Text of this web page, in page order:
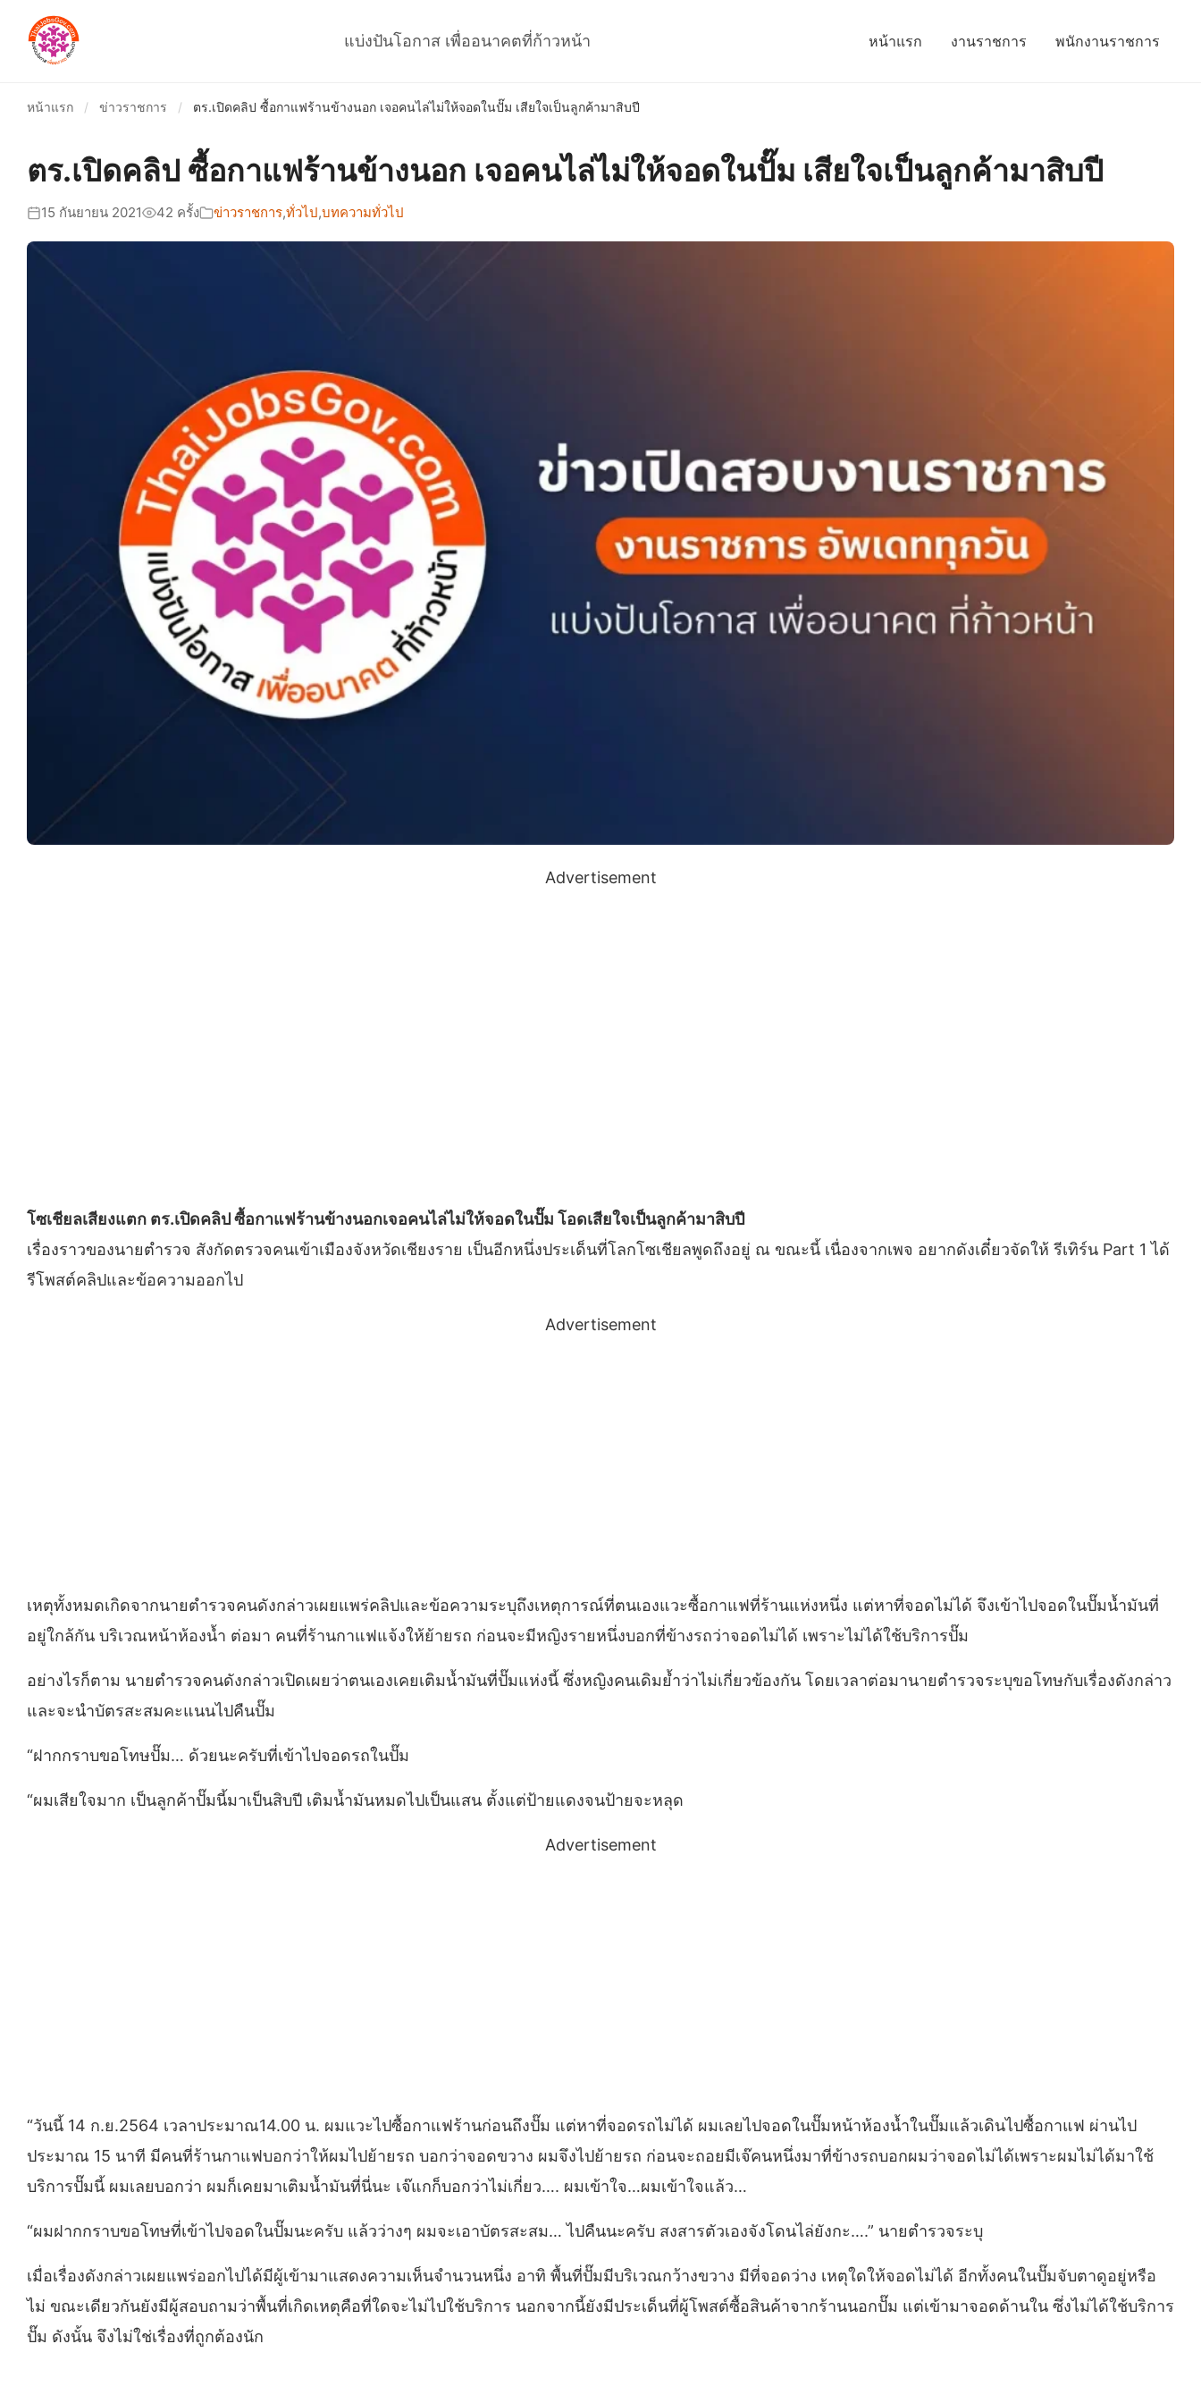
แบ่งปันโอกาส เพื่ออนาคตที่ก้าวหน้า หน้าแรก งานราชการ พนักงานราชการ
หน้าแรก / ข่าวราชการ / ตร.เปิดคลิป ซื้อกาแฟร้านข้างนอก เจอคนไล่ไม่ให้จอดในปั๊ม เสียใจเป็นลูกค้ามาสิบปี
ตร.เปิดคลิป ซื้อกาแฟร้านข้างนอก เจอคนไล่ไม่ให้จอดในปั๊ม เสียใจเป็นลูกค้ามาสิบปี
15 กันยายน 2021 42 ครั้ง ข่าวราชการ,ทั่วไป,บทความทั่วไป
Advertisement
โซเชียลเสียงแตก ตร.เปิดคลิป ซื้อกาแฟร้านข้างนอกเจอคนไล่ไม่ให้จอดในปั๊ม โอดเสียใจเป็นลูกค้ามาสิบปี
เรื่องราวของนายตำรวจ สังกัดตรวจคนเข้าเมืองจังหวัดเชียงราย เป็นอีกหนึ่งประเด็นที่โลกโซเชียลพูดถึงอยู่ ณ ขณะนี้ เนื่องจากเพจ อยากดังเดี๋ยวจัดให้ รีเทิร์น Part 1 ได้
รีโพสต์คลิปและข้อความออกไป
Advertisement
เหตุทั้งหมดเกิดจากนายตำรวจคนดังกล่าวเผยแพร่คลิปและข้อความระบุถึงเหตุการณ์ที่ตนเองแวะซื้อกาแฟที่ร้านแห่งหนึ่ง แต่หาที่จอดไม่ได้ จึงเข้าไปจอดในปั๊มน้ำมันที่
อยู่ใกล้กัน บริเวณหน้าห้องน้ำ ต่อมา คนที่ร้านกาแฟแจ้งให้ย้ายรถ ก่อนจะมีหญิงรายหนึ่งบอกที่ข้างรถว่าจอดไม่ได้ เพราะไม่ได้ใช้บริการปั๊ม
อย่างไรก็ตาม นายตำรวจคนดังกล่าวเปิดเผยว่าตนเองเคยเติมน้ำมันที่ปั๊มแห่งนี้ ซึ่งหญิงคนเดิมย้ำว่าไม่เกี่ยวข้องกัน โดยเวลาต่อมานายตำรวจระบุขอโทษกับเรื่องดังกล่าว
และจะนำบัตรสะสมคะแนนไปคืนปั๊ม
“ฝากกราบขอโทษปั๊ม… ด้วยนะครับที่เข้าไปจอดรถในปั๊ม
“ผมเสียใจมาก เป็นลูกค้าปั๊มนี้มาเป็นสิบปี เติมน้ำมันหมดไปเป็นแสน ตั้งแต่ป้ายแดงจนป้ายจะหลุด
Advertisement
“วันนี้ 14 ก.ย.2564 เวลาประมาณ14.00 น. ผมแวะไปซื้อกาแฟร้านก่อนถึงปั๊ม แต่หาที่จอดรถไม่ได้ ผมเลยไปจอดในปั๊มหน้าห้องน้ำในปั๊มแล้วเดินไปซื้อกาแฟ ผ่านไป
ประมาณ 15 นาที มีคนที่ร้านกาแฟบอกว่าให้ผมไปย้ายรถ บอกว่าจอดขวาง ผมจึงไปย้ายรถ ก่อนจะถอยมีเจ๊คนหนึ่งมาที่ข้างรถบอกผมว่าจอดไม่ได้เพราะผมไม่ได้มาใช้
บริการปั๊มนี้ ผมเลยบอกว่า ผมก็เคยมาเติมน้ำมันที่นี่นะ เจ๊แกก็บอกว่าไม่เกี่ยว…. ผมเข้าใจ…ผมเข้าใจแล้ว…
“ผมฝากกราบขอโทษที่เข้าไปจอดในปั๊มนะครับ แล้วว่างๆ ผมจะเอาบัตรสะสม… ไปคืนนะครับ สงสารตัวเองจังโดนไล่ยังกะ….” นายตำรวจระบุ
เมื่อเรื่องดังกล่าวเผยแพร่ออกไปได้มีผู้เข้ามาแสดงความเห็นจำนวนหนึ่ง อาทิ พื้นที่ปั๊มมีบริเวณกว้างขวาง มีที่จอดว่าง เหตุใดให้จอดไม่ได้ อีกทั้งคนในปั๊มจับตาดูอยู่หรือ
ไม่ ขณะเดียวกันยังมีผู้สอบถามว่าพื้นที่เกิดเหตุคือที่ใดจะไม่ไปใช้บริการ นอกจากนี้ยังมีประเด็นที่ผู้โพสต์ซื้อสินค้าจากร้านนอกปั๊ม แต่เข้ามาจอดด้านใน ซึ่งไม่ได้ใช้บริการ
ปั๊ม ดังนั้น จึงไม่ใช่เรื่องที่ถูกต้องนัก